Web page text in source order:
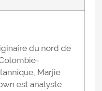
du nord de
Marjie
est analyste